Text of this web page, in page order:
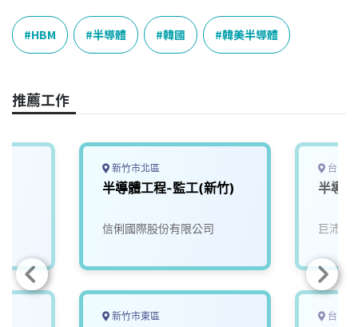
c
e
b
o
k
e
r
e
a
n
k
e
n
p
y
L
k
HBM 半導體 韓國 韓美半導體
推薦工作
新竹市北區
半導體工程-監工(新竹)
信俐國際股份有限公司
新竹市東區
台中
半導
巨沛股
台南